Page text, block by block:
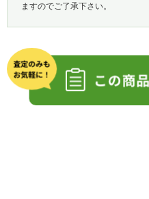
ますのでご了承下さい。